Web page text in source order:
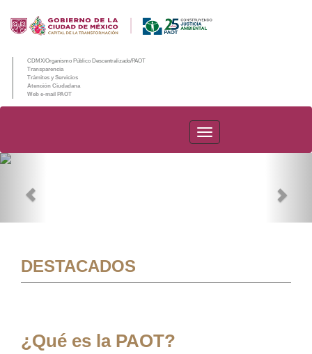
CDMX/Organismo Público Descentralizado/PAOT
Transparencia
Trámites y Servicios
Atención Ciudadana
Web e-mail PAOT
PAOT
DESTACADOS
¿Qué es la PAOT?